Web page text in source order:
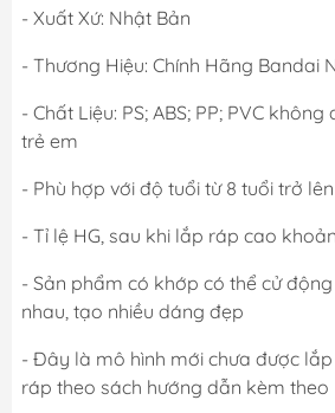
- Xuất Xứ: Nhật Bản
- Thương Hiệu: Chính Hãng Bandai
- Chất Liệu: PS; ABS; PP; PVC
trẻ em
- Phù hợp với độ tuổi từ 8 tuổi trở lên
- Tỉ lệ HG, sau khi lắp ráp cao
- Sản phẩm có khớp có thể cử
nhau, tạo nhiều dáng đẹp
- Đây là mô hình mới chưa được
ráp theo sách hướng dẫn kèm theo